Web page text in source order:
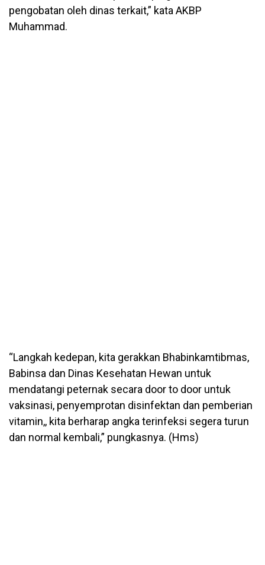
pengobatan oleh dinas terkait,” kata AKBP
Muhammad.
“Langkah kedepan, kita gerakkan Bhabinkamtibmas,
Babinsa dan Dinas Kesehatan Hewan untuk
mendatangi peternak secara door to door untuk
vaksinasi, penyemprotan disinfektan dan pemberian
vitamin,, kita berharap angka terinfeksi segera turun
dan normal kembali,” pungkasnya. (Hms)